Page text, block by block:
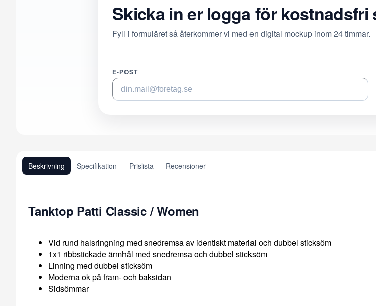
Skicka in er logga för kostnadsfri
Fyll i formuläret så återkommer vi med en digital mockup inom 24 timmar.
E-POST
Beskrivning Specifikation Prislista Recensioner
Tanktop Patti Classic / Women
Vid rund halsringning med snedremsa av identiskt material och dubbel sticksöm
1x1 ribbstickade ärmhål med snedremsa och dubbel sticksöm
Linning med dubbel sticksöm
Moderna ok på fram- och baksidan
Sidsömmar